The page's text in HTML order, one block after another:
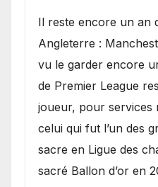
​Il reste encore un an
Angleterre :
vu le garder encore
de Premier League
joueur, pour services
celui qui fut l’un des
sacre en Ligue des
sacré Ballon d’or en